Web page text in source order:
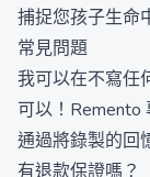
捕捉您孩子生命
常見問題
我可以在不寫任
可以！Remento
通過將錄製的回
有退款保證嗎？